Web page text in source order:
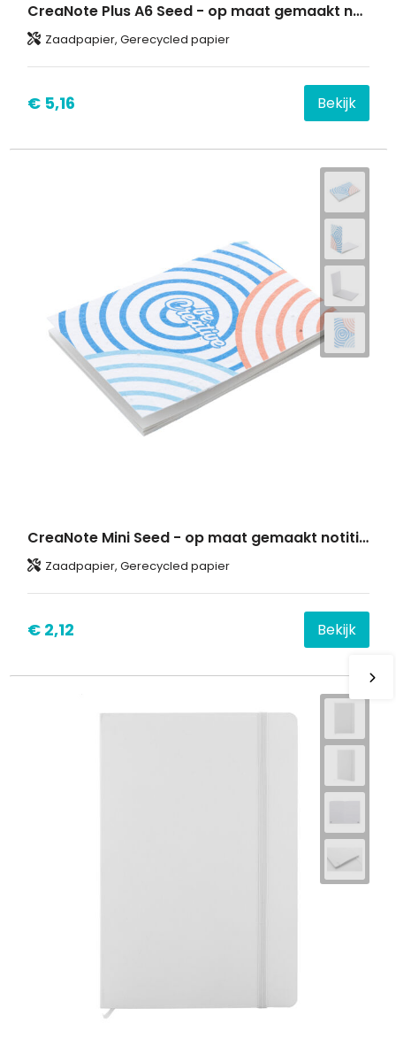
CreaNote Plus A6 Seed - op maat gemaakt notitieboek van zaadpapier
Zaadpapier, Gerecycled papier
€ 5,16 Bekijk
CreaNote Mini Seed - op maat gemaakt notitieboek van zaadpapier
Zaadpapier, Gerecycled papier
€ 2,12 Bekijk